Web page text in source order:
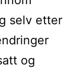
selv etter
og